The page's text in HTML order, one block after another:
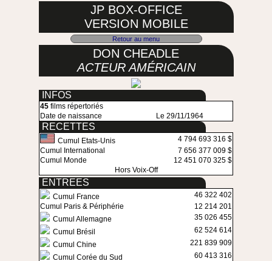
JP BOX-OFFICE
VERSION MOBILE
Retour au menu
DON CHEADLE
ACTEUR AMÉRICAIN
INFOS
45 films répertoriés
Date de naissance
Le 29/11/1964
RECETTES
Cumul Etats-Unis
4 794 693 316 $
Cumul International
7 656 377 009 $
Cumul Monde
12 451 070 325 $
Hors Voix-Off
ENTREES
Cumul France
46 322 402
Cumul Paris & Périphérie
12 214 201
Cumul Allemagne
35 026 455
Cumul Brésil
62 524 614
Cumul Chine
221 839 909
Cumul Corée du Sud
60 413 316